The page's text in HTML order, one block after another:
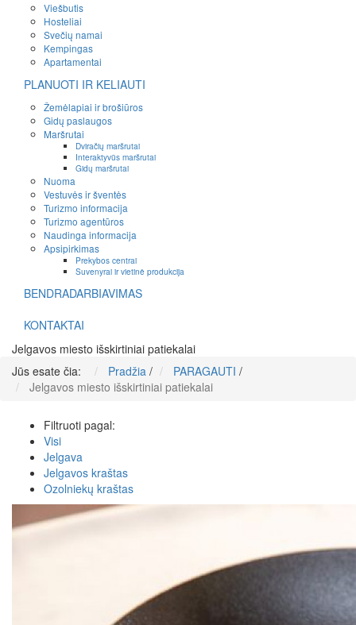
Viešbutis
Hosteliai
Svečių namai
Kempingas
Apartamentai
PLANUOTI IR KELIAUTI
Žemėlapiai ir brošiūros
Gidų paslaugos
Maršrutai
Dviračių maršrutai
Interaktyvūs maršrutai
Gidų maršrutai
Nuoma
Vestuvės ir šventės
Turizmo informacija
Turizmo agentūros
Naudinga informacija
Apsipirkimas
Prekybos centrai
Suvenyrai ir vietinė produkcija
BENDRADARBIAVIMAS
KONTAKTAI
Jelgavos miesto išskirtiniai patiekalai
Jūs esate čia:
Pradžia / PARAGAUTI /
Jelgavos miesto išskirtiniai patiekalai
Filtruoti pagal:
Visi
Jelgava
Jelgavos kraštas
Ozolniekų kraštas